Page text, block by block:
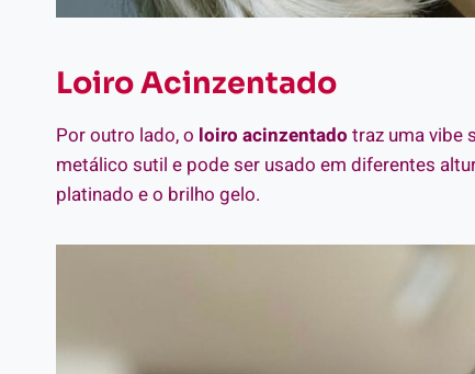
Loiro Acinzentado
Por outro lado, o loiro acinzentado traz uma vibe
metálico sutil e pode ser usado em diferentes
platinado e o brilho gelo.